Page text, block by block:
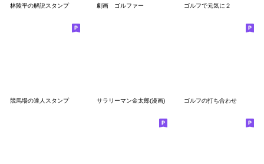
林陵平の解説スタンプ 劇画 ゴルファー ゴルフで元気に２
競馬場の達人スタンプ サラリーマン金太郎(漫画) ゴルフの打ち合わせ